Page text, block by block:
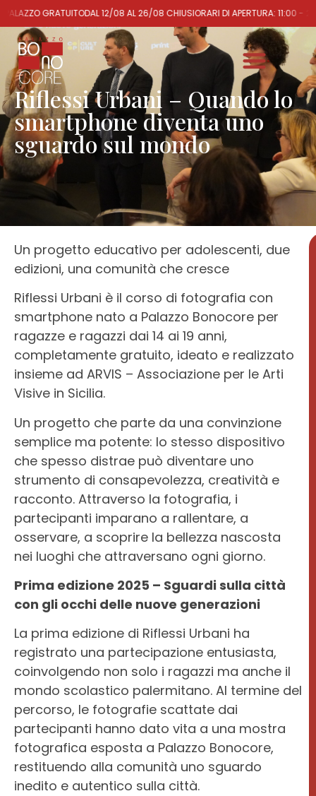
GRATUITODAL 12/08 AL 26/08 CHIUSIORARI DI APERTURA: 11:00 -
Riflessi Urbani – Quando lo
smartphone diventa uno
sguardo sul mondo
Un progetto educativo per adolescenti, due
edizioni, una comunità che cresce
Riflessi Urbani è il corso di fotografia con
smartphone nato a Palazzo Bonocore per
ragazze e ragazzi dai 14 ai 19 anni,
completamente gratuito, ideato e realizzato
insieme ad ARVIS – Associazione per le Arti
Visive in Sicilia.
Un progetto che parte da una convinzione
semplice ma potente: lo stesso dispositivo
che spesso distrae può diventare uno
strumento di consapevolezza, creatività e
racconto. Attraverso la fotografia, i
partecipanti imparano a rallentare, a
osservare, a scoprire la bellezza nascosta
nei luoghi che attraversano ogni giorno.
Prima edizione 2025 – Sguardi sulla città
con gli occhi delle nuove generazioni
La prima edizione di Riflessi Urbani ha
registrato una partecipazione entusiasta,
coinvolgendo non solo i ragazzi ma anche il
mondo scolastico palermitano. Al termine del
percorso, le fotografie scattate dai
partecipanti hanno dato vita a una mostra
fotografica esposta a Palazzo Bonocore,
restituendo alla comunità uno sguardo
inedito e autentico sulla città.
EDIZIONE
BONOCORE